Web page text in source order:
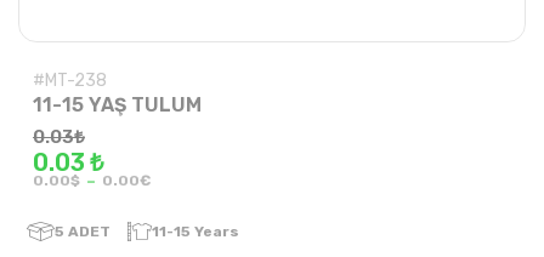
#MT-238
11-15 YAŞ TULUM
0.03₺
0.03 ₺
0.00$ - 0.00€
5 ADET 11-15 Years